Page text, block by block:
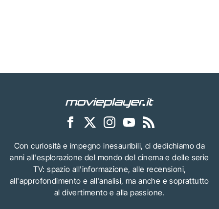
Con curiosità e impegno inesauribili, ci dedichiamo da
anni all'esplorazione del mondo del cinema e delle serie
TV: spazio all'informazione, alle recensioni,
all'approfondimento e all'analisi, ma anche e soprattutto
al divertimento e alla passione.